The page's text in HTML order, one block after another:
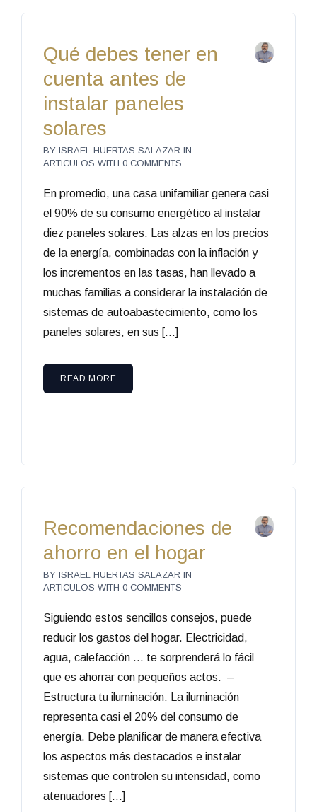
Qué debes tener en
cuenta antes de
instalar paneles
solares
BY ISRAEL HUERTAS SALAZAR IN
ARTICULOS WITH 0 COMMENTS
En promedio, una casa unifamiliar genera casi
el 90% de su consumo energético al instalar
diez paneles solares. Las alzas en los precios
de la energía, combinadas con la inflación y
los incrementos en las tasas, han llevado a
muchas familias a considerar la instalación de
sistemas de autoabastecimiento, como los
paneles solares, en sus […]
READ MORE
Recomendaciones de
ahorro en el hogar
BY ISRAEL HUERTAS SALAZAR IN
ARTICULOS WITH 0 COMMENTS
Siguiendo estos sencillos consejos, puede
reducir los gastos del hogar. Electricidad,
agua, calefacción … te sorprenderá lo fácil
que es ahorrar con pequeños actos. –
Estructura tu iluminación. La iluminación
representa casi el 20% del consumo de
energía. Debe planificar de manera efectiva
los aspectos más destacados e instalar
sistemas que controlen su intensidad, como
atenuadores […]